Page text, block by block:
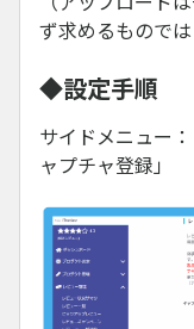
ず求めるものでは
◆設定手順
サイドメニュー
ャプチャ登録」